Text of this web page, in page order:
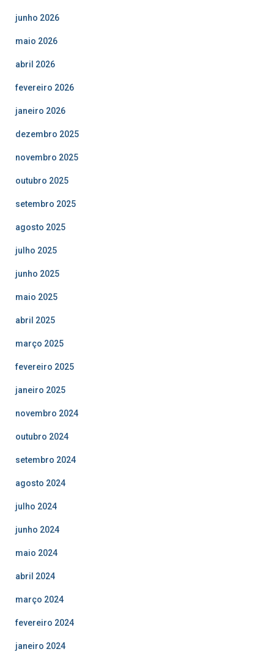
junho 2026
maio 2026
abril 2026
fevereiro 2026
janeiro 2026
dezembro 2025
novembro 2025
outubro 2025
setembro 2025
agosto 2025
julho 2025
junho 2025
maio 2025
abril 2025
março 2025
fevereiro 2025
janeiro 2025
novembro 2024
outubro 2024
setembro 2024
agosto 2024
julho 2024
junho 2024
maio 2024
abril 2024
março 2024
fevereiro 2024
janeiro 2024